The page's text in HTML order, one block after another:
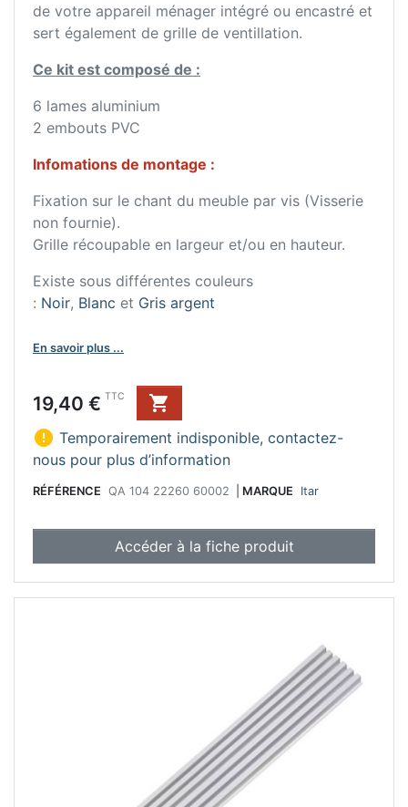
de votre appareil ménager intégré ou encastré et
sert également de grille de ventillation.
Ce kit est composé de :
6 lames aluminium
2 embouts PVC
Infomations de montage :
Fixation sur le chant du meuble par vis (Visserie
non fournie).
Grille récoupable en largeur et/ou en hauteur.
Existe sous différentes couleurs
: Noir, Blanc et Gris argent
En savoir plus ...
Prix
19,40 € TTC

 Temporairement indisponible, contactez-
nous pour plus d’information
RÉFÉRENCE QA 104 22260 60002 MARQUE Itar
Accéder à la fiche produit